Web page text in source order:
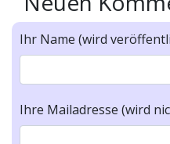
Ihr Name (wird
Ihre Mailadresse (wird